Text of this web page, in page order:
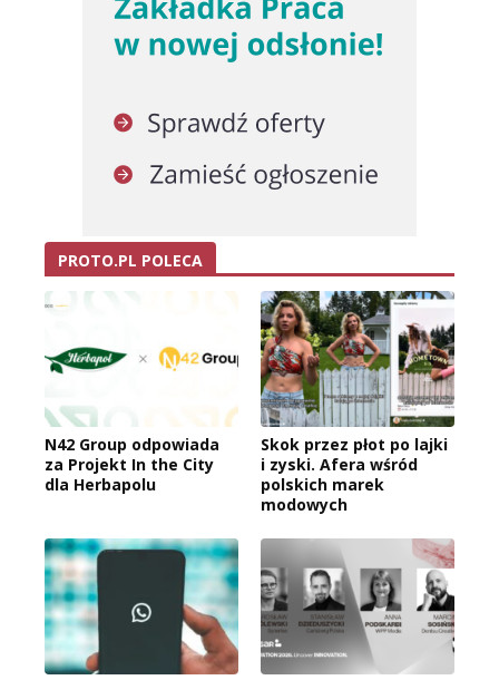
PROTO.PL POLECA
N42 Group odpowiada
za Projekt In the City
dla Herbapolu
Skok przez płot po lajki
i zyski. Afera wśród
polskich marek
modowych